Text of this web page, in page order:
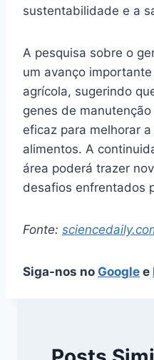
sustentabilidade e a
A pesquisa sobre o
um avanço
agrícola, sugerindo
genes de
eficaz para melhorar
alimentos. A
área poderá trazer
desafios enfrentados
Fonte:
Siga-nos no Google e